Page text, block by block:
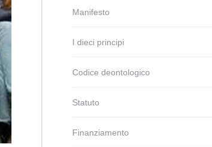
Manifesto
I dieci principi
Codice deontologico
Statuto
Finanziamento